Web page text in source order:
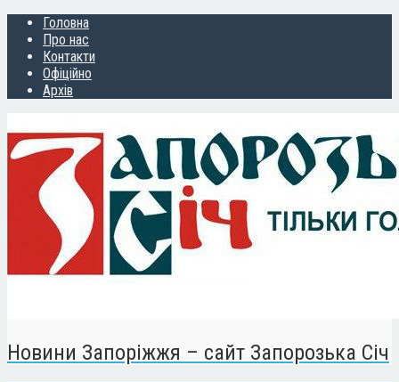
Головна
Про нас
Контакти
Офіційно
Архів
Новини Запоріжжя – сайт Запорозька Січ